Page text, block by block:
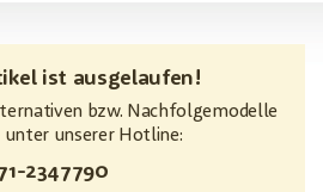
ist ausgelaufen!
bzw. Nachfolgemodelle
unter unserer Hotline:
2347790